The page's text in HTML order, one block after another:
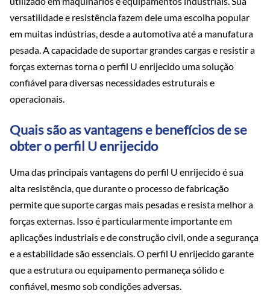
versatilidade e resistência fazem dele uma escolha popular
em muitas indústrias, desde a automotiva até a manufatura
pesada. A capacidade de suportar grandes cargas e resistir a
forças externas torna o perfil U enrijecido uma solução
confiável para diversas necessidades estruturais e
operacionais.
Quais são as vantagens e benefícios de se
obter o perfil U enrijecido
Uma das principais vantagens do perfil U enrijecido é sua
alta resistência, que durante o processo de fabricação
permite que suporte cargas mais pesadas e resista melhor a
forças externas. Isso é particularmente importante em
aplicações industriais e de construção civil, onde a segurança
e a estabilidade são essenciais. O perfil U enrijecido garante
que a estrutura ou equipamento permaneça sólido e
confiável, mesmo sob condições adversas.